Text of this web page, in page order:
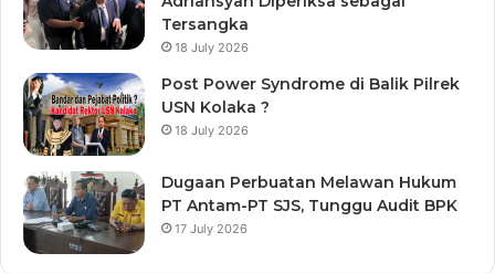
Tersangka
18 July 2026
Post Power Syndrome di Balik Pilrek
USN Kolaka ?
18 July 2026
Dugaan Perbuatan Melawan Hukum
PT Antam-PT SJS, Tunggu Audit BPK
17 July 2026